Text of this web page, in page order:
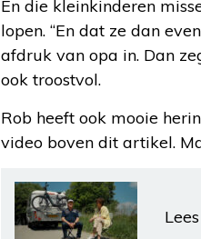
En die kleinkinderen
lopen. “En dat ze dan
afdruk van opa in. Dan
ook troostvol.
Rob heeft ook mooie
video boven dit artikel.